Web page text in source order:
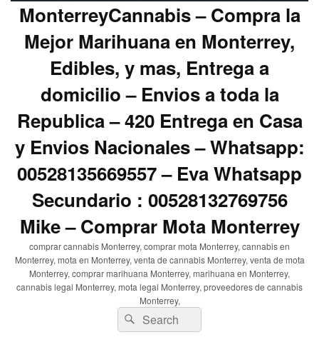
MonterreyCannabis – Compra la
Mejor Marihuana en Monterrey,
Edibles, y mas, Entrega a
domicilio – Envios a toda la
Republica – 420 Entrega en Casa
y Envios Nacionales – Whatsapp:
00528135669557 – Eva Whatsapp
Secundario : 00528132769756
Mike – Comprar Mota Monterrey
comprar cannabis Monterrey, comprar mota Monterrey, cannabis en
Monterrey, mota en Monterrey, venta de cannabis Monterrey, venta de mota
Monterrey, comprar marihuana Monterrey, marihuana en Monterrey,
cannabis legal Monterrey, mota legal Monterrey, proveedores de cannabis
Monterrey,
Search
for:
Search